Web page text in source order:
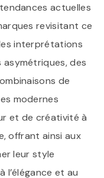
actuelles
revisitant ce
interprétations
des
de
modernes
et de créativité à
offrant ainsi aux
leur style
et au